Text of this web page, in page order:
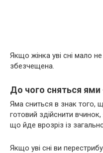
Якщо жінка уві сні мало
збезчещена.
До чого сняться ями
Яма сниться в знак того,
готовий здійснити
що йде врозріз із
Якщо уві сні ви